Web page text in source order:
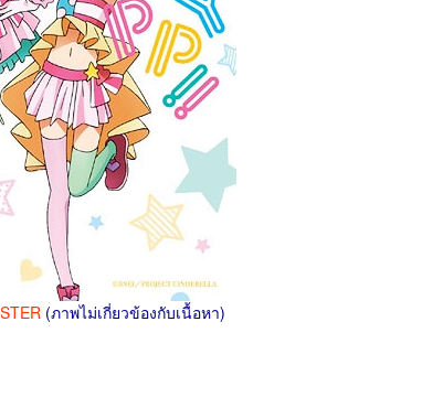
(ภาพไม่เกี่ยวข้องกับเนื้อหา)